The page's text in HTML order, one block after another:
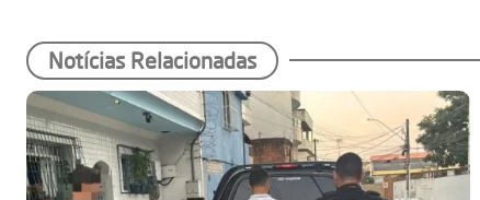
Notícias Relacionadas